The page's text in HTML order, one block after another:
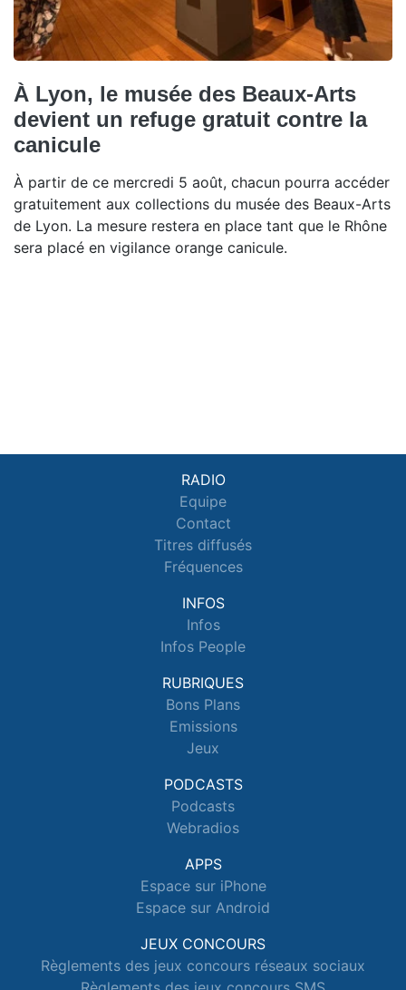
À Lyon, le musée des Beaux-Arts
devient un refuge gratuit contre la
canicule
À partir de ce mercredi 5 août, chacun pourra accéder
gratuitement aux collections du musée des Beaux-Arts
de Lyon. La mesure restera en place tant que le Rhône
sera placé en vigilance orange canicule.
RADIO
Equipe
Contact
Titres diffusés
Fréquences
INFOS
Infos
Infos People
RUBRIQUES
Bons Plans
Emissions
Jeux
PODCASTS
Podcasts
Webradios
APPS
Espace sur iPhone
Espace sur Android
JEUX CONCOURS
Règlements des jeux concours réseaux sociaux